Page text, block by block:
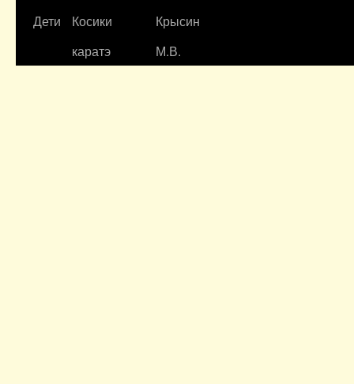
Дети
Косики
каратэ
Крысин
М.В.